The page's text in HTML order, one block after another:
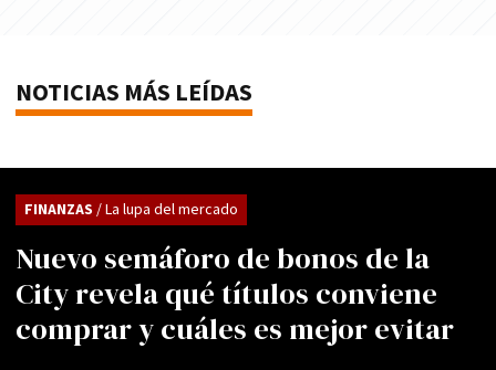
NOTICIAS MÁS LEÍDAS
Nuevo semáforo de bonos de la
City revela qué títulos conviene
comprar y cuáles es mejor evitar
FINANZAS / La lupa del mercado